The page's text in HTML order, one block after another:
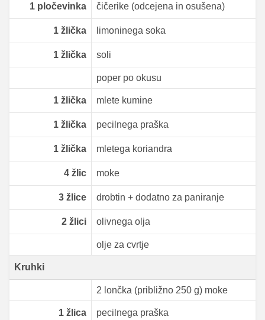
1pločevinka čičerike (odcejena in osušena)
1žlička limoninega soka
1žlička soli
poper po okusu
1žlička mlete kumine
1žlička pecilnega praška
1žlička mletega koriandra
4žlic moke
3žlice drobtin + dodatno za paniranje
2žlici olivnega olja
olje za cvrtje
Kruhki
2 lončka (približno 250 g) moke
1žlica pecilnega praška